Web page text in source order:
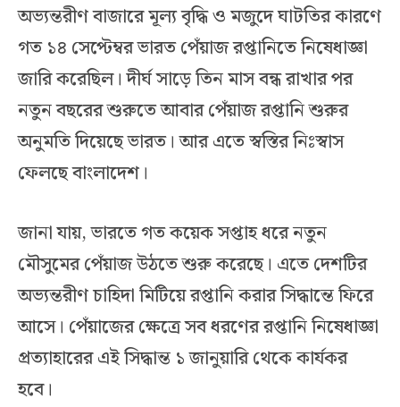
অভ্যন্তরীণ বাজারে মূল্য বৃদ্ধি ও মজুদে ঘাটতির কারণে
গত ১৪ সেপ্টেম্বর ভারত পেঁয়াজ রপ্তানিতে নিষেধাজ্ঞা
জারি করেছিল। দীর্ঘ সাড়ে তিন মাস বন্ধ রাখার পর
নতুন বছরের শুরুতে আবার পেঁয়াজ রপ্তানি শুরুর
অনুমতি দিয়েছে ভারত। আর এতে স্বস্তির নিঃস্বাস
ফেলছে বাংলাদেশ।
জানা যায়, ভারতে গত কয়েক সপ্তাহ ধরে নতুন
মৌসুমের পেঁয়াজ উঠতে শুরু করেছে। এতে দেশটির
অভ্যন্তরীণ চাহিদা মিটিয়ে রপ্তানি করার সিদ্ধান্তে ফিরে
আসে। পেঁয়াজের ক্ষেত্রে সব ধরণের রপ্তানি নিষেধাজ্ঞা
প্রত্যাহারের এই সিদ্ধান্ত ১ জানুয়ারি থেকে কার্যকর
হবে।